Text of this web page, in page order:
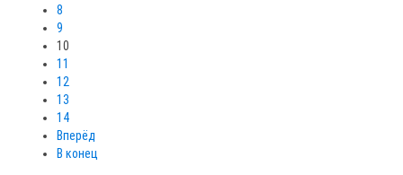
8
9
10
11
12
13
14
Вперёд
В конец